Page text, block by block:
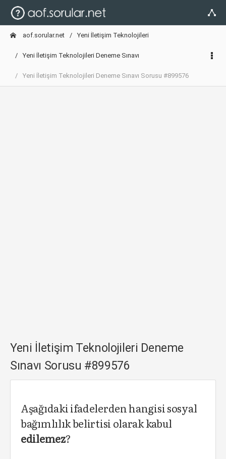
aof.sorular.net Yeni İletişim Teknolojileri
Yeni İletişim Teknolojileri Deneme Sınavı
Yeni İletişim Teknolojileri Deneme Sınavı Sorusu #899576
Yeni İletişim Teknolojileri Deneme
Sınavı Sorusu #899576
Aşağıdaki ifadelerden hangisi sosyal
bağımlılık belirtisi olarak kabul
edilemez?